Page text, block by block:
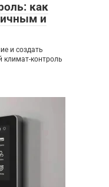
как
и
и создать
контроль